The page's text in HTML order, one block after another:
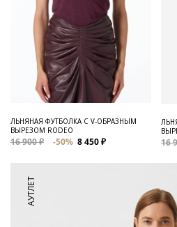
ЛЬНЯНАЯ ФУТБОЛКА C V-ОБРАЗНЫМ
ВЫРЕЗОМ RODEO
16 900 ₽ -50% 8 450 ₽ 16
АУТЛЕТ